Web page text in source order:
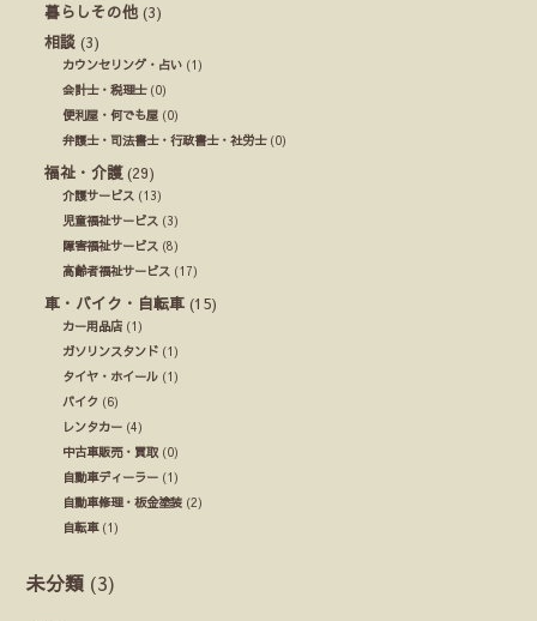
暮らしその他 (3)
相談 (3)
カウンセリング・占い (1)
会計士・税理士(0)
便利屋・何でも屋 (0)
弁護士・司法書士・行政書士・社労士(0)
福祉・介護(29)
介護サービス (13)
児童福祉サービス (3)
障害福祉サービス (8)
高齢者福祉サービス (17)
車・バイク・自転車 (15)
カー用品店 (1)
ガソリンスタンド (1)
タイヤ・ホイール (1)
バイク (6)
レンタカー (4)
中古車販売・買取 (0)
自動車ディーラー (1)
自動車修理・板金塗装 (2)
自転車(1)
未分類 (3)